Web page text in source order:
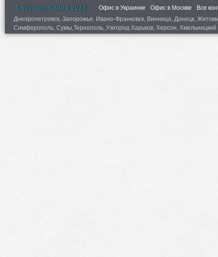
Copyright ©2009-2023 Офис в Украинке Офис в Москве
Все
Днепропетровск, Запорожье, Ивано-Франковск, Винница, Донецк,
Симферополь, Сумы,Тернополь, Ужгород Харьков, Херсон,